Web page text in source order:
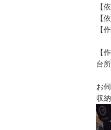
【
【
【
【
台
お
収